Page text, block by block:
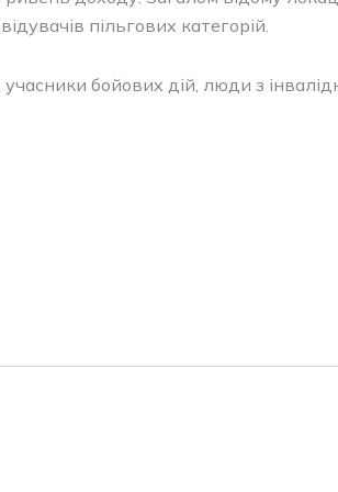
пільгових категорій.
бойових дій, люди з